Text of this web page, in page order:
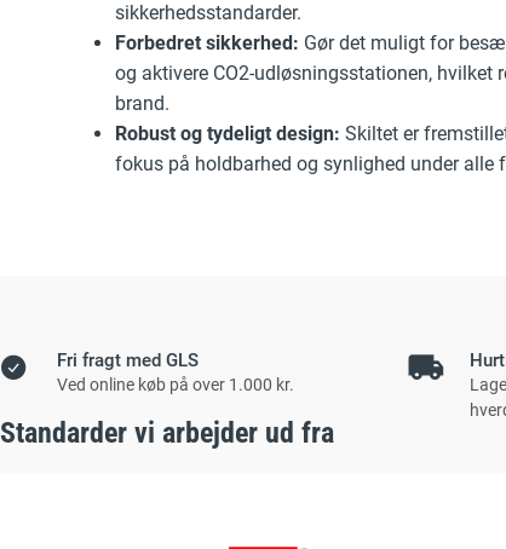
sikkerhedsstandarder.
Forbedret sikkerhed: Gør det muligt for
og aktivere CO2-udløsningsstationen, hvilket
brand.
Robust og tydeligt design: Skiltet er
fokus på holdbarhed og synlighed under alle
Fri fragt med GLS
Ved online køb på over 1.000 kr.
Standarder vi arbejder ud fra